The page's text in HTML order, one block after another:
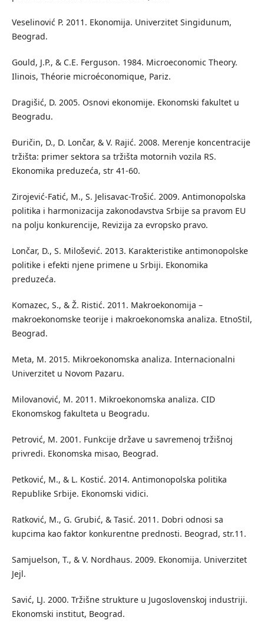
Veselinović P. 2011. Ekonomija. Univerzitet Singidunum,
Beograd.
Gould, J.P., & C.E. Ferguson. 1984. Microeconomic Theory.
Ilinois, Théorie microéconomique, Pariz.
Dragišić, D. 2005. Osnovi ekonomije. Ekonomski fakultet u
Beogradu.
Đuričin, D., D. Lončar, & V. Rajić. 2008. Merenje koncentracije
tržišta: primer sektora sa tržišta motornih vozila RS.
Ekonomika preduzeća, str 41-60.
Zirojević-Fatić, M., S. Jelisavac-Trošić. 2009. Antimonopolska
politika i harmonizacija zakonodavstva Srbije sa pravom EU
na polju konkurencije, Revizija za evropsko pravo.
Lončar, D., S. Milošević. 2013. Karakteristike antimonopolske
politike i efekti njene primene u Srbiji. Ekonomika
preduzeća.
Komazec, S., & Ž. Ristić. 2011. Makroekonomija –
makroekonomske teorije i makroekonomska analiza. EtnoStil,
Beograd.
Meta, M. 2015. Mikroekonomska analiza. Internacionalni
Univerzitet u Novom Pazaru.
Milovanović, M. 2011. Mikroekonomska analiza. CID
Ekonomskog fakulteta u Beogradu.
Petrović, M. 2001. Funkcije države u savremenoj tržišnoj
privredi. Ekonomska misao, Beograd.
Petković, M., & L. Kostić. 2014. Antimonopolska politika
Republike Srbije. Ekonomski vidici.
Ratković, M., G. Grubić, & Tasić. 2011. Dobri odnosi sa
kupcima kao faktor konkurentne prednosti. Beograd, str.11.
Samjuelson, T., & V. Nordhaus. 2009. Ekonomija. Univerzitet
Jejl.
Savić, LJ. 2000. Tržišne strukture u Jugoslovenskoj industriji.
Ekonomski institut, Beograd.